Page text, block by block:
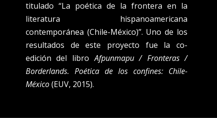
titulado “La poética de la frontera en la
literatura hispanoamericana
contemporánea (Chile-México)”. Uno de los
resultados de este proyecto fue la co-
edición del libroAfpunmapu / Fronteras /
Borderlands. Poética de los confines: Chile-
México(EUV, 2015).